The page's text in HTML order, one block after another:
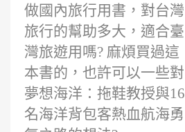
做國內旅行用書，對台灣
旅行的幫助多大，適合臺
灣旅遊用嗎? 麻煩買過這
本書的，也許可以一些對
夢想海洋：拖鞋教授與16
名海洋背包客熱血航海勇